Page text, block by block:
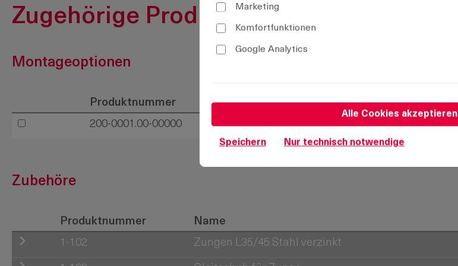
Zugehörige Produkte
Montageoptionen
Produktnummer
Name
200-0001.00-00000
Montage Zunge ohne O-Ring
Zubehöre
Produktnummer
Name
1-102
Zungen L35/45 Stahl verzinkt
Marketing
Komfortfunktionen
Google Analytics
Alle Cookies akzeptieren
Speichern Nur technisch notwendige